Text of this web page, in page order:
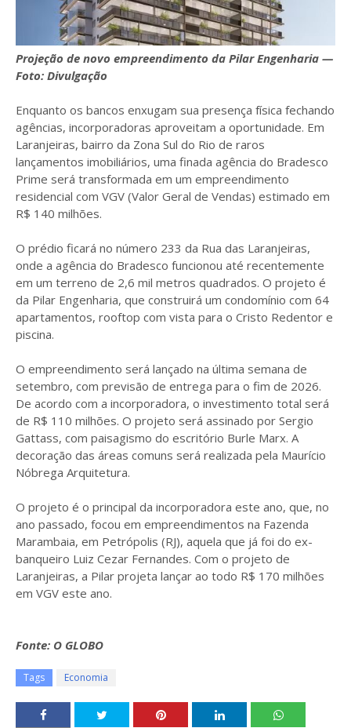
Projeção de novo empreendimento da Pilar Engenharia —
Foto: Divulgação
Enquanto os bancos enxugam sua presença física fechando
agências, incorporadoras aproveitam a oportunidade. Em
Laranjeiras, bairro da Zona Sul do Rio de raros
lançamentos imobiliários, uma finada agência do Bradesco
Prime será transformada em um empreendimento
residencial com VGV (Valor Geral de Vendas) estimado em
R$ 140 milhões.
O prédio ficará no número 233 da Rua das Laranjeiras,
onde a agência do Bradesco funcionou até recentemente
em um terreno de 2,6 mil metros quadrados. O projeto é
da Pilar Engenharia, que construirá um condomínio com 64
apartamentos, rooftop com vista para o Cristo Redentor e
piscina.
O empreendimento será lançado na última semana de
setembro, com previsão de entrega para o fim de 2026.
De acordo com a incorporadora, o investimento total será
de R$ 110 milhões. O projeto será assinado por Sergio
Gattass, com paisagismo do escritório Burle Marx. A
decoração das áreas comuns será realizada pela Maurício
Nóbrega Arquitetura.
O projeto é o principal da incorporadora este ano, que, no
ano passado, focou em empreendimentos na Fazenda
Marambaia, em Petrópolis (RJ), aquela que já foi do ex-
banqueiro Luiz Cezar Fernandes. Com o projeto de
Laranjeiras, a Pilar projeta lançar ao todo R$ 170 milhões
em VGV este ano.
Fonte: O GLOBO
Tags Economia